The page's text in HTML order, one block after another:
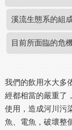
溪流生態系的組
目前所面臨的危
我們的飲用水大多
經都相當的嚴重了
使用，造成河川污
魚、電魚，破壞整